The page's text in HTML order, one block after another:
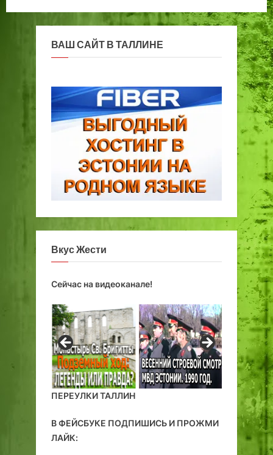
ВАШ САЙТ В ТАЛЛИНЕ
Вкус Жести
Сейчас на видеоканале!
ПЕРЕУЛКИ ТАЛЛИН
В ФЕЙСБУКЕ ПОДПИШИСЬ И ПРОЖМИ
ЛАЙК: